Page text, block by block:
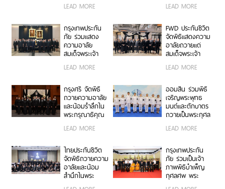
ณ วัดอรุณ
สืบสานพระพุทธ
ศาสนา ส่งเสริม
การทำบุญวิถีใหม่
เพื่อสิ่งแวดล้อมที่
LEAD MORE รามาธิบดีศรีสิน
กรณ พระวชิร
เกล้าเจ้าอยู่หัว
LEAD MORE
กรุงเทพประกัน
ภัย ร่วมแสดง
ความอาลัย
สมเด็จพระเจ้า
รกิติยาภา นเรนทิ
หลวงราชสาริณี
สิริพัชร มหาวัชร
ราชธิดา
LEAD MORE
FWD ประกันชีวิต
จัดพิธีแสดงความ
อาลัยถวายแด่
สมเด็จพระเจ้า
รกิติยาภา นเรนทิ
หลวงราชสาริณี
สิริพัชร มหาวัชร
ราชธิดา
LEAD MORE
กรุงศรี จัดพิธี
ถวายความอาลัย
และน้อมรำลึกใน
พระกรุณาธิคุณ
ลูกเธอ เจ้าฟ้าพัช
ราเทพยวดี กรม
หลวงราชสาริณี
สิริพัชร มหาวัชร
ราชธิดา
LEAD MORE
ออมสิน ร่วมพิธี
เจริญพระพุทธ
มนต์และตักบาตร
ถวายเป็นพระกุศล
ฉลองพระชนมายุ
สมเด็จพระ
สังฆราช
LEAD MORE
ไทยประกันชีวิต
จัดพิธีถวายความ
อาลัยและน้อม
สำนึกในพระ
กรุงเทพประกัน
ภัย ร่วมเป็นเจ้า
ภาพพิธีบำเพ็ญ
กุศลศพ พระ